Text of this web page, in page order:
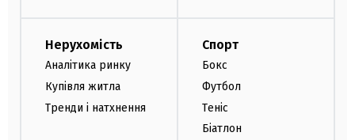
Нерухомість
Аналітика ринку
Купівля житла
Тренди і натхнення
Спорт
Бокс
Футбол
Теніс
Біатлон